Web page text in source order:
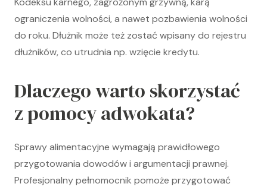
ograniczenia wolności, a nawet pozbawienia wolności
do roku. Dłużnik może też zostać wpisany do rejestru
dłużników, co utrudnia np. wzięcie kredytu.
Dlaczego warto skorzystać
z pomocy adwokata?
Sprawy alimentacyjne wymagają prawidłowego
przygotowania dowodów i argumentacji prawnej.
Profesjonalny pełnomocnik pomoże przygotować